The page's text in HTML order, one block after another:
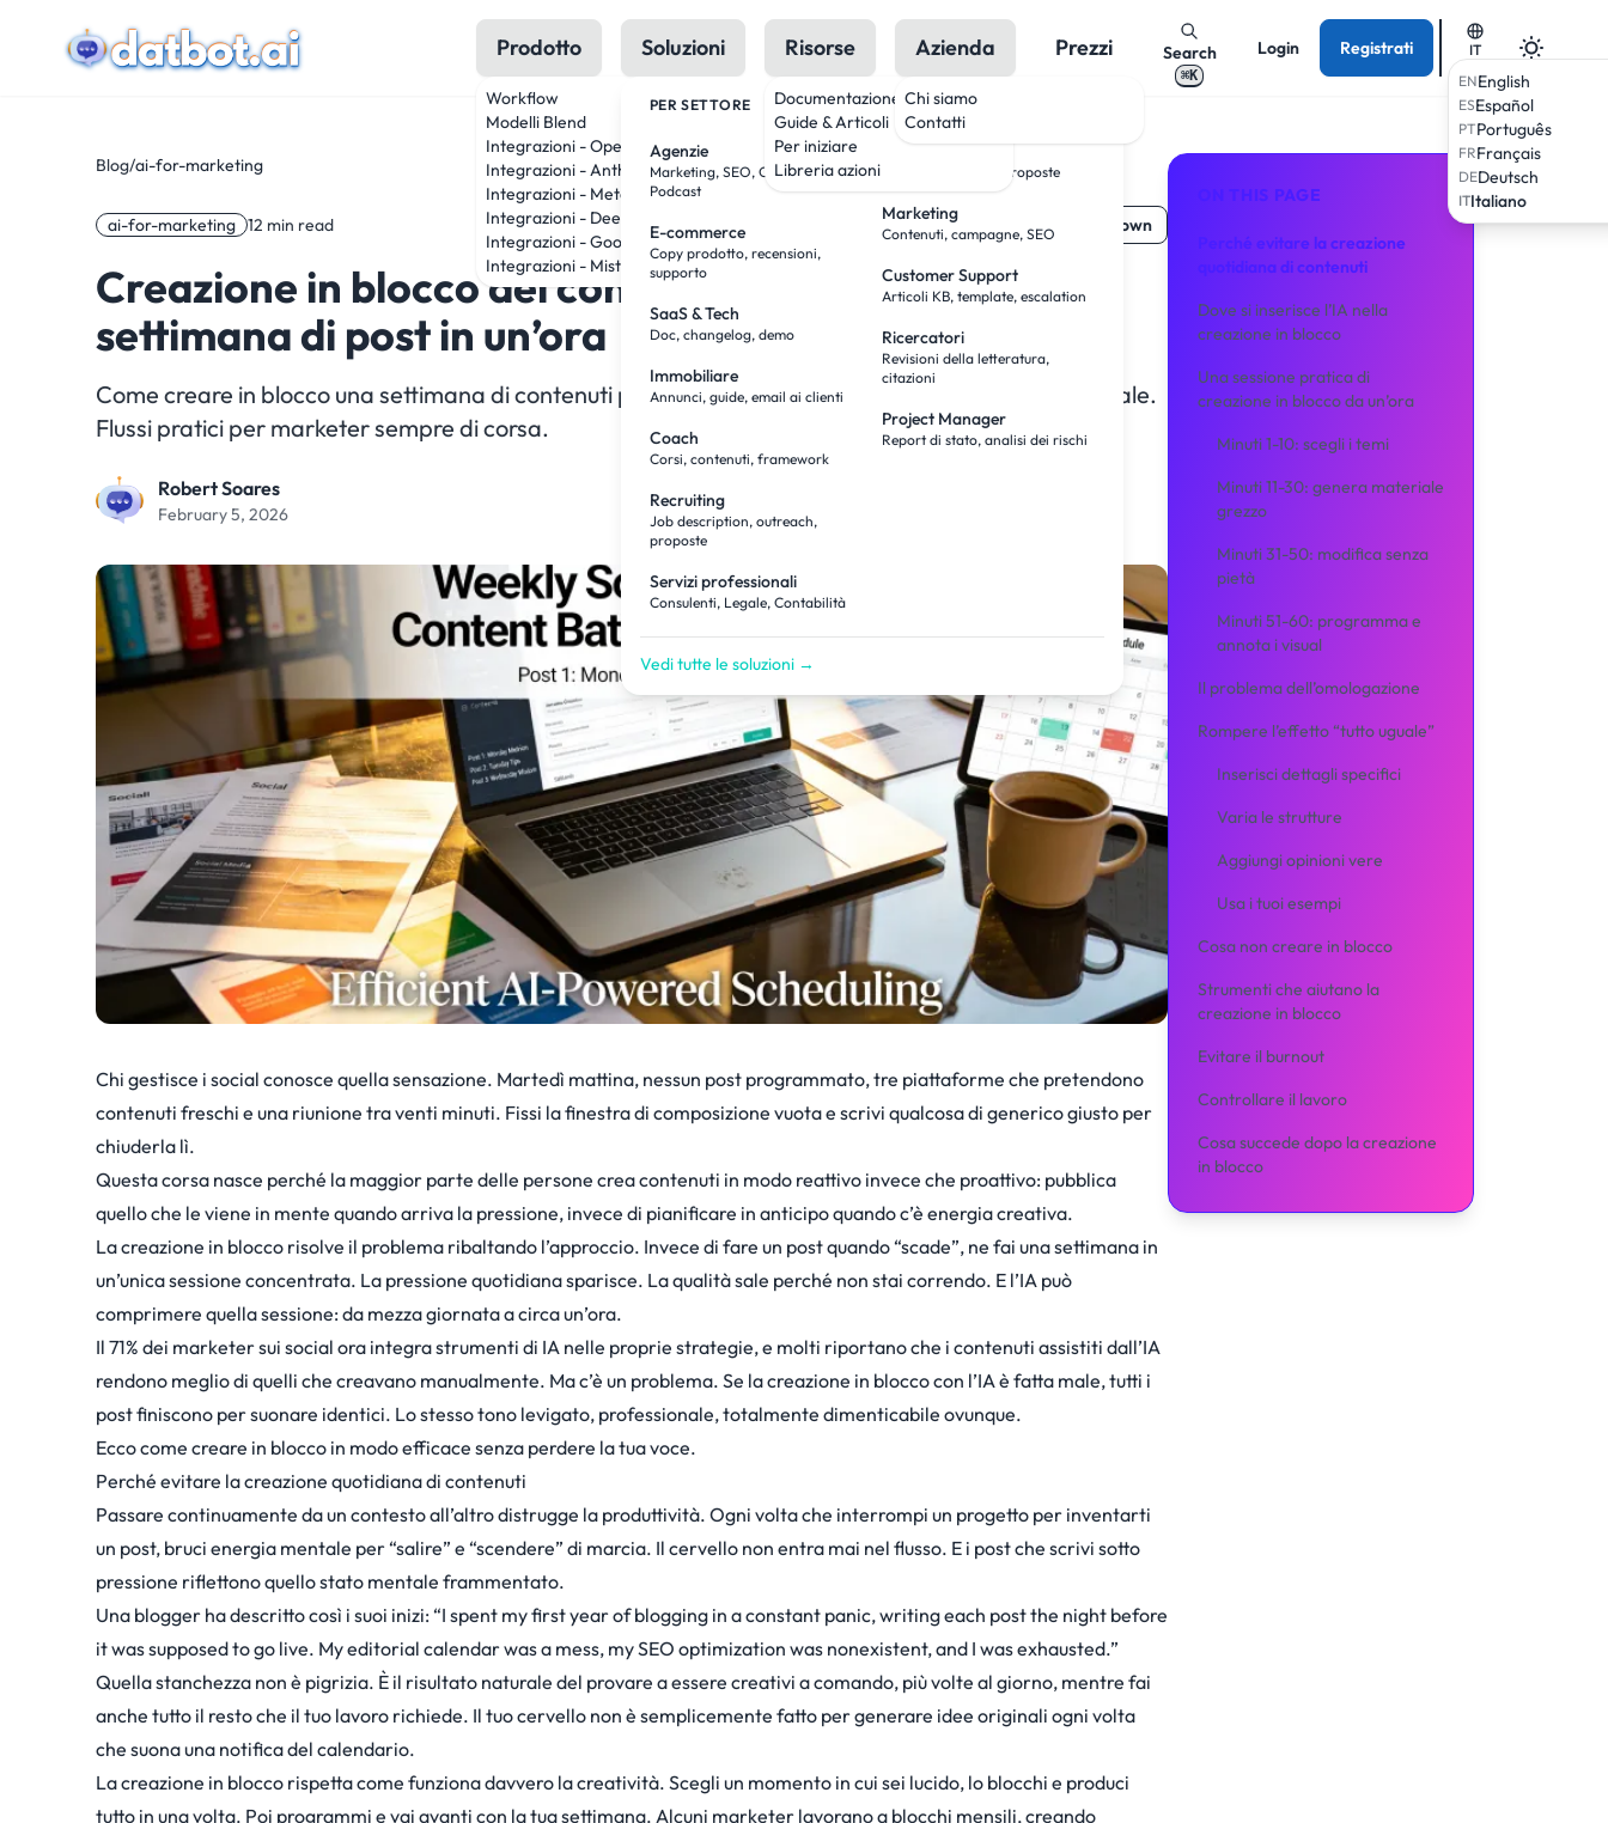
Prodotto
Workflow
Modelli Blend
Integrazioni - OpenAI
Integrazioni - Anthropic
Integrazioni - Meta
Integrazioni - DeepSeek
Integrazioni - Google
Integrazioni - Mistral
Soluzioni
PER SETTORE
Agenzie
Marketing, SEO, Creatività,
Podcast
E-commerce
Copy prodotto, recensioni,
supporto
SaaS & Tech
Doc, changelog, demo
Immobiliare
Annunci, guide, email ai clienti
Coach
Corsi, contenuti, framework
Recruiting
Job description, outreach,
proposte
Servizi professionali
Consulenti, Legale, Contabilità
PER RUOLO
Ricerca, outreach, proposte
Marketing
Contenuti, campagne, SEO
Customer Support
Articoli KB, template, escalation
Ricercatori
Revisioni della letteratura,
citazioni
Project Manager
Report di stato, analisi dei rischi
Vedi tutte le soluzioni →
Risorse
Documentazione
Guide & Articoli
Per iniziare
Libreria azioni
Azienda
Chi siamo
Contatti
Prezzi Search
⌘K
Login Registrati
IT
ENEnglish
ESEspañol
PTPortuguês
FRFrançais
DEDeutsch
ITItaliano
Blog/ai-for-marketing
ai-for-marketing 12 min read Copy Markdown View as Markdown
Creazione in blocco dei contenuti social con l’IA: una
settimana di post in un’ora
Come creare in blocco una settimana di contenuti per i social con l’IA senza far sembrare tutto uguale.
Flussi pratici per marketer sempre di corsa.
Robert Soares
February 5, 2026
Chi gestisce i social conosce quella sensazione. Martedì mattina, nessun post programmato, tre piattaforme che pretendono
contenuti freschi e una riunione tra venti minuti. Fissi la finestra di composizione vuota e scrivi qualcosa di generico giusto per
chiuderla lì.
Questa corsa nasce perché la maggior parte delle persone crea contenuti in modo reattivo invece che proattivo: pubblica
quello che le viene in mente quando arriva la pressione, invece di pianificare in anticipo quando c’è energia creativa.
La creazione in blocco risolve il problema ribaltando l’approccio. Invece di fare un post quando “scade”, ne fai una settimana in
un’unica sessione concentrata. La pressione quotidiana sparisce. La qualità sale perché non stai correndo. E l’IA può
comprimere quella sessione: da mezza giornata a circa un’ora.
Il 71% dei marketer sui social ora integra strumenti di IA nelle proprie strategie, e molti riportano che i contenuti assistiti dall’IA
rendono meglio di quelli che creavano manualmente. Ma c’è un problema. Se la creazione in blocco con l’IA è fatta male, tutti i
post finiscono per suonare identici. Lo stesso tono levigato, professionale, totalmente dimenticabile ovunque.
Ecco come creare in blocco in modo efficace senza perdere la tua voce.
Perché evitare la creazione quotidiana di contenuti
Passare continuamente da un contesto all’altro distrugge la produttività. Ogni volta che interrompi un progetto per inventarti
un post, bruci energia mentale per “salire” e “scendere” di marcia. Il cervello non entra mai nel flusso. E i post che scrivi sotto
pressione riflettono quello stato mentale frammentato.
Una blogger ha descrittocosì i suoi inizi: “I spent my first year of blogging in a constant panic, writing each post the night before
it was supposed to go live. My editorial calendar was a mess, my SEO optimization was nonexistent, and I was exhausted.”
Quella stanchezza non è pigrizia. È il risultato naturale del provare a essere creativi a comando, più volte al giorno, mentre fai
anche tutto il resto che il tuo lavoro richiede. Il tuo cervello non è semplicemente fatto per generare idee originali ogni volta
che suona una notifica del calendario.
La creazione in blocco rispetta come funziona davvero la creatività. Scegli un momento in cui sei lucido, lo blocchi e produci
tutto in una volta. Poi programmi e vai avanti con la tua settimana. Alcuni marketer lavorano a blocchi mensili,creando
ON THIS PAGE
Perché evitare la creazione
quotidiana di contenuti
Dove si inserisce l’IA nella
creazione in blocco
Una sessione pratica di
creazione in blocco da un’ora
Minuti 1-10: scegli i temi
Minuti 11-30: genera materiale
grezzo
Minuti 31-50: modifica senza
pietà
Minuti 51-60: programma e
annota i visual
Il problema dell’omologazione
Rompere l’effetto “tutto uguale”
Inserisci dettagli specifici
Varia le strutture
Aggiungi opinioni vere
Usa i tuoi esempi
Cosa non creare in blocco
Strumenti che aiutano la
creazione in blocco
Evitare il burnout
Controllare il lavoro
Cosa succede dopo la creazione
in blocco